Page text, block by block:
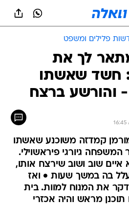
פלילים ומשפט
לך את
חשד שאשתו
והורשע ברצח
קמדזה משוכנע שאשתו
גיורגי פיראשוילי.
איים שוב ושוב שירצח אותו,
בה במשך שעות • ואז
את המנוח למוות. בית
מראש והיה אכזרי